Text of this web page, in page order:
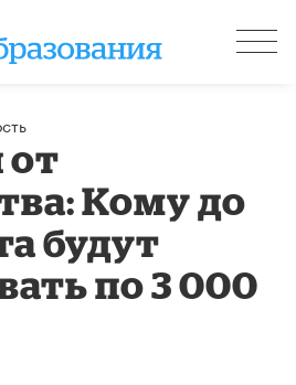
Кому до
будут
по 3 000